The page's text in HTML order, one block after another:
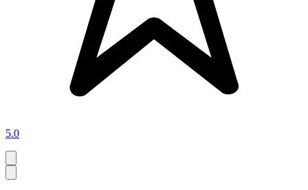
5.0